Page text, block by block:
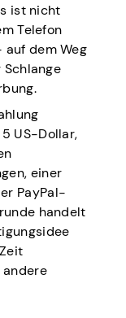
ist nicht
Telefon
auf dem Weg
US-Dollar,
einer
PayPal-
handelt